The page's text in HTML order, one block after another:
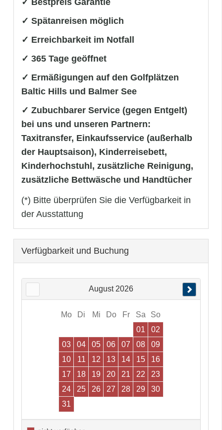
✓ Spätanreisen möglich
✓ Erreichbarkeit im Notfall
✓ 365 Tage geöffnet
✓ Ermäßigungen auf den Golfplätzen
Baltic Hills und Balmer See
✓ Zubuchbarer Service (gegen Entgelt)
bei uns und unseren Partnern:
Taxitransfer, Einkaufsservice (außerhalb
der Hauptsaison), Kinderreisebett,
Kinderhochstuhl, zusätzliche Reinigung,
zusätzliche Bettwäsche und Handtücher
(*) Bitte überprüfen Sie die Verfügbarkeit in
der Ausstattung
Verfügbarkeit und Buchung